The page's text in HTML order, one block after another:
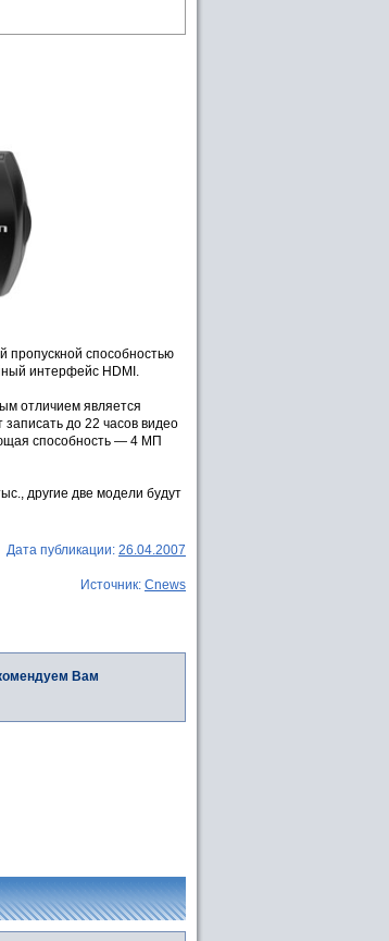
пропускной способностью
интерфейс HDMI.
отличием является
до 22 часов видео
способность — 4 МП
другие две модели будут
Дата публикации: 26.04.2007
Источник: Cnews
Вам